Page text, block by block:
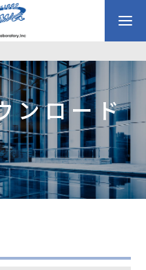
ンロード